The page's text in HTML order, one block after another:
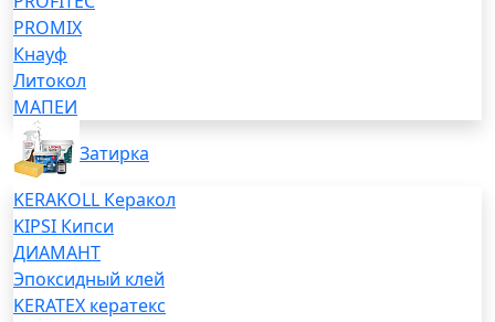
PROMIX
Кнауф
Литокол
МАПЕИ
Затирка
KERAKOLL Керакол
KIPSI Кипси
ДИАМАНТ
Эпоксидный клей
KERATEX кератекс